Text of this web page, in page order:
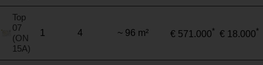
Top
07
(ON
15A)
1 4 ~ 96 m² € 571.000* € 18.000*